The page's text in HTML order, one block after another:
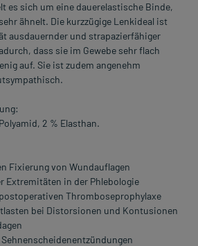
es sich um eine dauerelastische Binde,
ähnelt. Die kurzzügige Lenkideal ist
ausdauernder und strapazierfähiger
dass sie im Gewebe sehr flach
auf. Sie ist zudem angenehm
2 % Elasthan.
Fixierung von Wundauflagen
Extremitäten in der Phlebologie
Thromboseprophylaxe
bei Distorsionen und Kontusionen